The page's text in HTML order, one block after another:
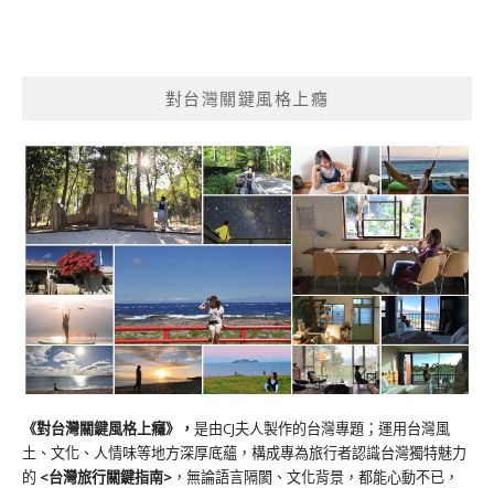
對台灣關鍵風格上癮
《對台灣關鍵風格上癮》 ， 是由CJ夫人製作的台灣專題；運用台灣風
土、文化、人情味等地方深厚底蘊，構成專為旅行者認識台灣獨特魅力
的 <台灣旅行關鍵指南> ，無論語言隔閡、文化背景，都能心動不已，